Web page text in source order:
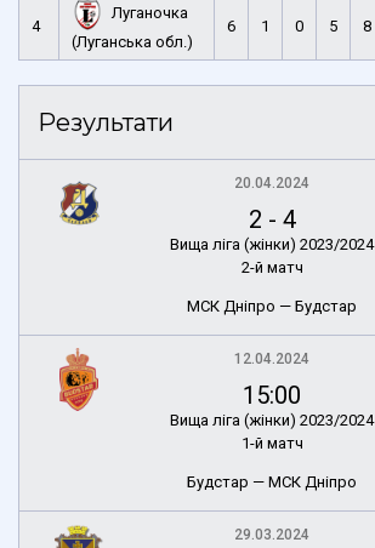
4
Луганочка
(Луганська обл.)
6 1 0 5 8
Результати
20.04.2024
2 - 4
Вища ліга (жінки) 2023/2024
2-й матч
МСК Дніпро — Будстар
12.04.2024
15:00
Вища ліга (жінки) 2023/2024
1-й матч
Будстар — МСК Дніпро
29.03.2024